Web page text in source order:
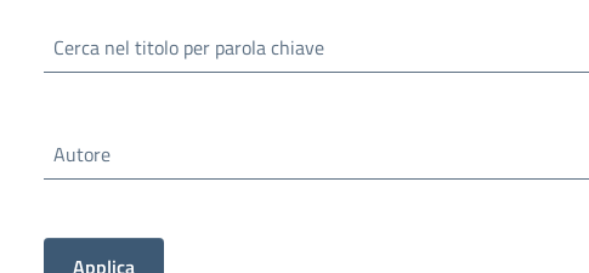
Cerca nel titolo per parola chiave
Autore